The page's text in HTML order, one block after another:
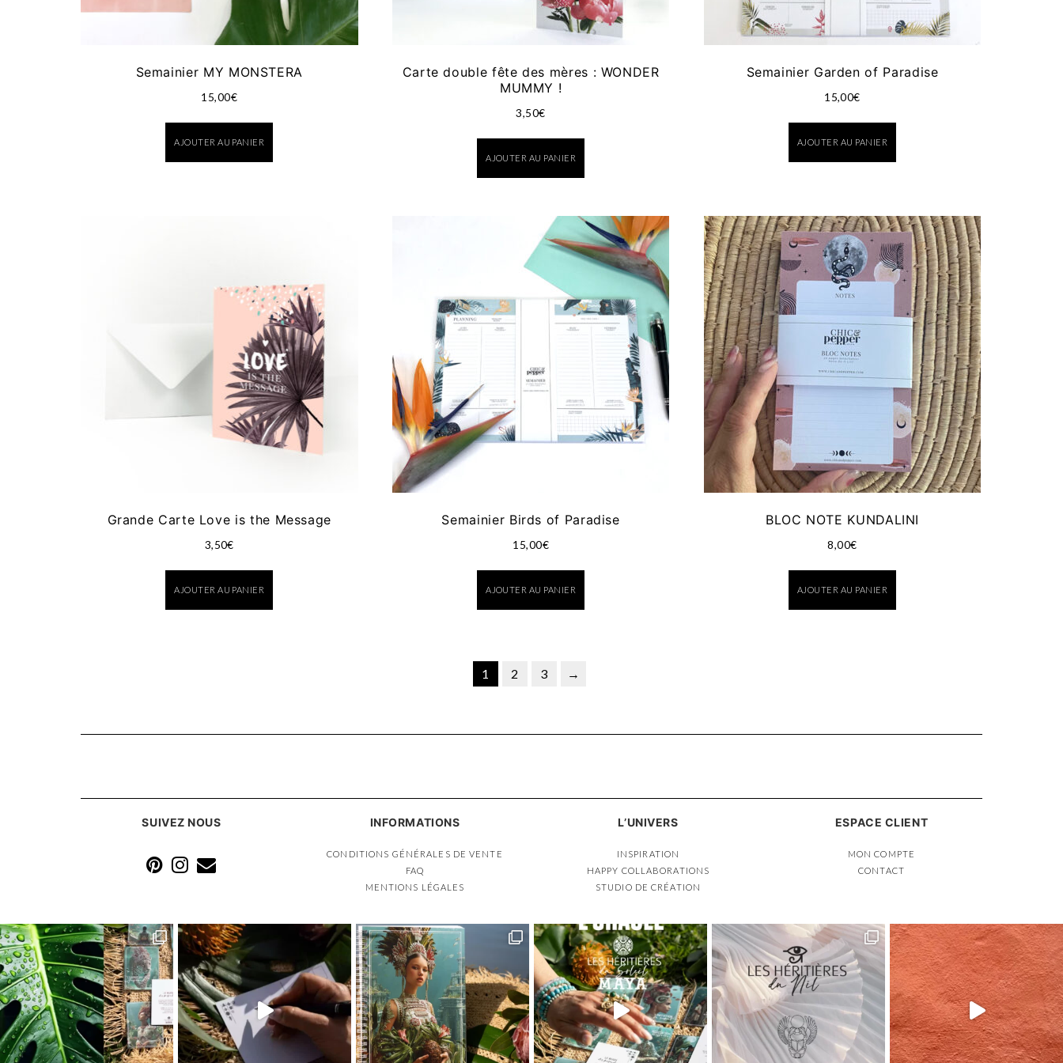
Semainier MY MONSTERA
15,00€
AJOUTER AU PANIER
Carte double fête des mères : WONDER
MUMMY !
3,50€
AJOUTER AU PANIER
Semainier Garden of Paradise
15,00€
AJOUTER AU PANIER
Grande Carte Love is the Message
3,50€
AJOUTER AU PANIER
Semainier Birds of Paradise
15,00€
AJOUTER AU PANIER
BLOC NOTE KUNDALINI
8,00€
AJOUTER AU PANIER
1 2 3 →
SUIVEZ NOUS INFORMATIONS
CONDITIONS GÉNÉRALES DE VENTE
FAQ
MENTIONS LÉGALES
L’UNIVERS
INSPIRATION
HAPPY COLLABORATIONS
STUDIO DE CRÉATION
ESPACE CLIENT
MON COMPTE
CONTACT